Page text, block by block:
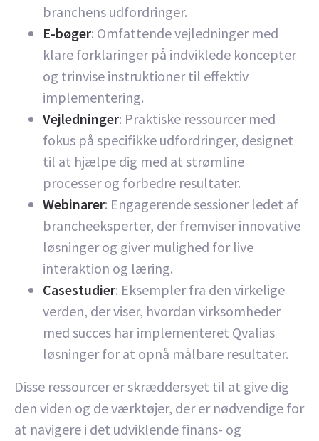
branchens udfordringer.
E-bøger: Omfattende vejledninger med
klare forklaringer på indviklede koncepter
og trinvise instruktioner til effektiv
implementering.
Vejledninger: Praktiske ressourcer med
fokus på specifikke udfordringer, designet
til at hjælpe dig med at strømline
processer og forbedre resultater.
Webinarer: Engagerende sessioner ledet af
brancheeksperter, der fremviser innovative
løsninger og giver mulighed for live
interaktion og læring.
Casestudier: Eksempler fra den virkelige
verden, der viser, hvordan virksomheder
med succes har implementeret Qvalias
løsninger for at opnå målbare resultater.
Disse ressourcer er skræddersyet til at give dig
den viden og de værktøjer, der er nødvendige for
at navigere i det udviklende finans- og